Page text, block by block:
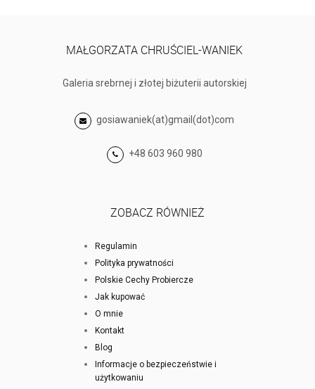
MAŁGORZATA CHRUŚCIEL-WANIEK
Galeria srebrnej i złotej biżuterii autorskiej
gosiawaniek(at)gmail(dot)com
+48 603 960 980
ZOBACZ RÓWNIEŻ
Regulamin
Polityka prywatności
Polskie Cechy Probiercze
Jak kupować
O mnie
Kontakt
Blog
Informacje o bezpieczeństwie i
użytkowaniu